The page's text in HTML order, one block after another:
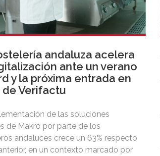
andaluza acelera
ante un verano
y la próxima entrada en
Verifactu
de las soluciones
de Makro por parte de los
andaluces crece un 63% respecto
en un contexto marcado por